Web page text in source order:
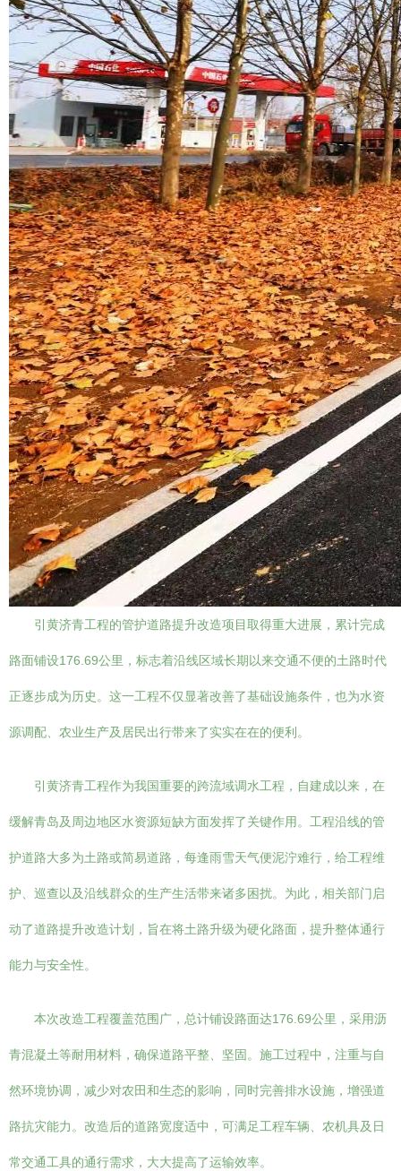
引黄济青工程的管护道路提升改造项目取得重大进展，累计完成
路面铺设176.69公里，标志着沿线区域长期以来交通不便的土路时代
正逐步成为历史。这一工程不仅显著改善了基础设施条件，也为水资
源调配、农业生产及居民出行带来了实实在在的便利。
引黄济青工程作为我国重要的跨流域调水工程，自建成以来，在
缓解青岛及周边地区水资源短缺方面发挥了关键作用。工程沿线的管
护道路大多为土路或简易道路，每逢雨雪天气便泥泞难行，给工程维
护、巡查以及沿线群众的生产生活带来诸多困扰。为此，相关部门启
动了道路提升改造计划，旨在将土路升级为硬化路面，提升整体通行
能力与安全性。
本次改造工程覆盖范围广，总计铺设路面达176.69公里，采用沥
青混凝土等耐用材料，确保道路平整、坚固。施工过程中，注重与自
然环境协调，减少对农田和生态的影响，同时完善排水设施，增强道
路抗灾能力。改造后的道路宽度适中，可满足工程车辆、农机具及日
常交通工具的通行需求，大大提高了运输效率。